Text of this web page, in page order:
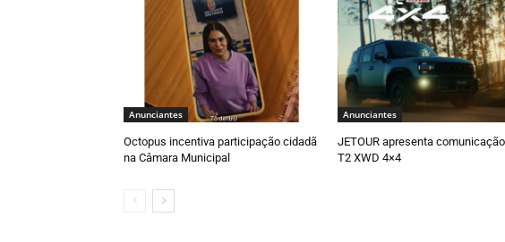
Anunciantes
Octopus incentiva participação cidadã
na Câmara Municipal
Anunciantes
JETOUR apresenta
T2 XWD 4×4